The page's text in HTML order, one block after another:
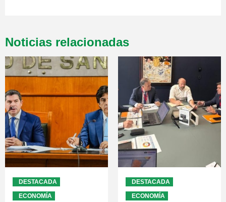
Noticias relacionadas
DESTACADA
ECONOMÍA
DESTACADA
ECONOMÍA